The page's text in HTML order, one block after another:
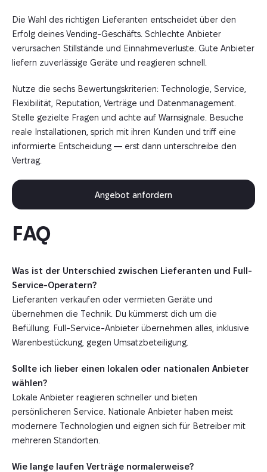
Die Wahl des richtigen Lieferanten entscheidet über den
Erfolg deines Vending-Geschäfts. Schlechte Anbieter
verursachen Stillstände und Einnahmeverluste. Gute Anbieter
liefern zuverlässige Geräte und reagieren schnell.
Nutze die sechs Bewertungskriterien: Technologie, Service,
Flexibilität, Reputation, Verträge und Datenmanagement.
Stelle gezielte Fragen und achte auf Warnsignale. Besuche
reale Installationen, sprich mit ihren Kunden und triff eine
informierte Entscheidung — erst dann unterschreibe den
Vertrag.
Angebot anfordern
FAQ
Was ist der Unterschied zwischen Lieferanten und Full-
Service-Operatern?
Lieferanten verkaufen oder vermieten Geräte und
übernehmen die Technik. Du kümmerst dich um die
Befüllung. Full-Service-Anbieter übernehmen alles, inklusive
Warenbestückung, gegen Umsatzbeteiligung.
Sollte ich lieber einen lokalen oder nationalen Anbieter
wählen?
Lokale Anbieter reagieren schneller und bieten
persönlicheren Service. Nationale Anbieter haben meist
modernere Technologien und eignen sich für Betreiber mit
mehreren Standorten.
Wie lange laufen Verträge normalerweise?